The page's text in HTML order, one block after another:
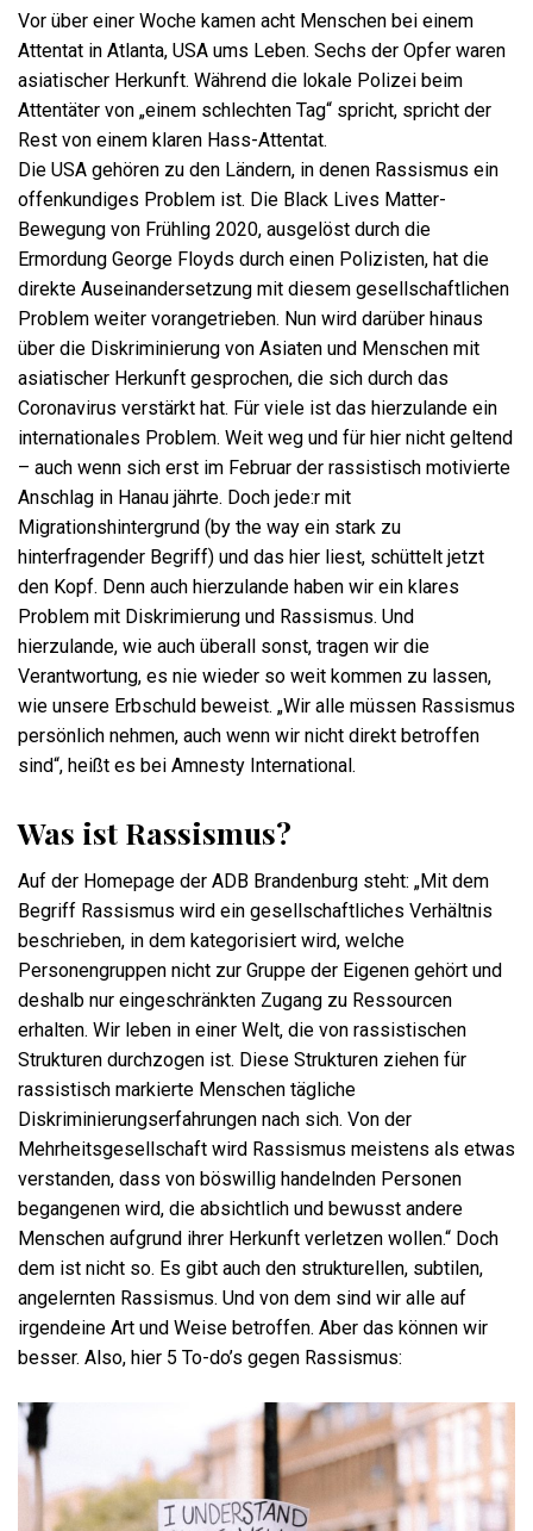
Vor über einer Woche kamen acht Menschen bei einem
Attentat in Atlanta, USA ums Leben. Sechs der Opfer waren
asiatischer Herkunft. Während die lokale Polizei beim
Attentäter von „einem schlechten Tag“ spricht, spricht der
Rest von einem klaren Hass-Attentat.
Die USA gehören zu den Ländern, in denen Rassismus ein
offenkundiges Problem ist. Die Black Lives Matter-
Bewegung von Frühling 2020, ausgelöst durch die
Ermordung George Floyds durch einen Polizisten, hat die
direkte Auseinandersetzung mit diesem gesellschaftlichen
Problem weiter vorangetrieben. Nun wird darüber hinaus
über die Diskriminierung von Asiaten und Menschen mit
asiatischer Herkunft gesprochen, die sich durch das
Coronavirus verstärkt hat. Für viele ist das hierzulande ein
internationales Problem. Weit weg und für hier nicht geltend
– auch wenn sich erst im Februar der rassistisch motivierte
Anschlag in Hanau jährte. Doch jede:r mit
Migrationshintergrund (by the way ein stark zu
hinterfragender Begriff) und das hier liest, schüttelt jetzt
den Kopf. Denn auch hierzulande haben wir ein klares
Problem mit Diskrimierung und Rassismus. Und
hierzulande, wie auch überall sonst, tragen wir die
Verantwortung, es nie wieder so weit kommen zu lassen,
wie unsere Erbschuld beweist. „Wir alle müssen Rassismus
persönlich nehmen, auch wenn wir nicht direkt betroffen
sind“, heißt es bei Amnesty International.
Was ist Rassismus?
Auf der Homepage der ADB Brandenburg steht: „Mit dem
Begriff Rassismus wird ein gesellschaftliches Verhältnis
beschrieben, in dem kategorisiert wird, welche
Personengruppen nicht zur Gruppe der Eigenen gehört und
deshalb nur eingeschränkten Zugang zu Ressourcen
erhalten. Wir leben in einer Welt, die von rassistischen
Strukturen durchzogen ist. Diese Strukturen ziehen für
rassistisch markierte Menschen tägliche
Diskriminierungserfahrungen nach sich. Von der
Mehrheitsgesellschaft wird Rassismus meistens als etwas
verstanden, dass von böswillig handelnden Personen
begangenen wird, die absichtlich und bewusst andere
Menschen aufgrund ihrer Herkunft verletzen wollen.“ Doch
dem ist nicht so. Es gibt auch den strukturellen, subtilen,
angelernten Rassismus. Und von dem sind wir alle auf
irgendeine Art und Weise betroffen. Aber das können wir
besser. Also, hier 5 To-do’s gegen Rassismus: